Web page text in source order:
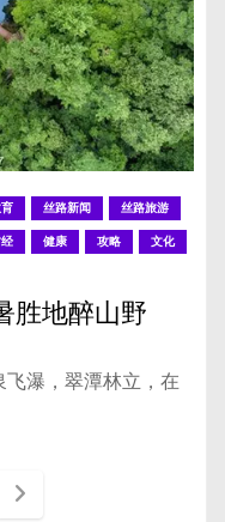
丝路新闻
丝路旅游
健康 攻略
文化
胜地醉山野
瀑，翠潭林立，在